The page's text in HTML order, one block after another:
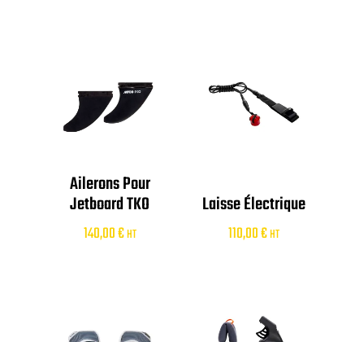
Ailerons Pour
Jetboard TKO
140,00€HT
Laisse Électrique
110,00€HT